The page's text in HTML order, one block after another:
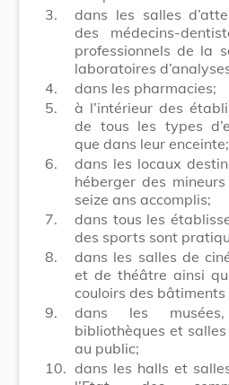
3.
dans les salles
des médecins-
professionnels de la
laboratoires
4.
dans les pharmacies;
5.
à l’intérieur des
de tous les types
que dans leur enceinte;
6.
dans les locaux
héberger des
seize ans accomplis;
7.
dans tous les
des sports sont
8.
dans les salles de
et de théâtre ainsi
couloirs des
9.
dans les
bibliothèques et
au public;
10. dans les halls et